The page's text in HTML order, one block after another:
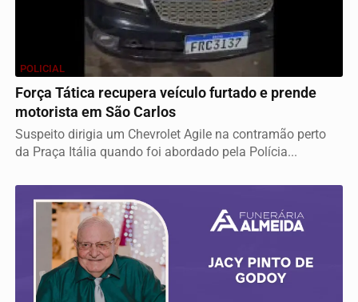
POLICIAL
Força Tática recupera veículo furtado e prende
motorista em São Carlos
Suspeito dirigia um Chevrolet Agile na contramão perto
da Praça Itália quando foi abordado pela Polícia...